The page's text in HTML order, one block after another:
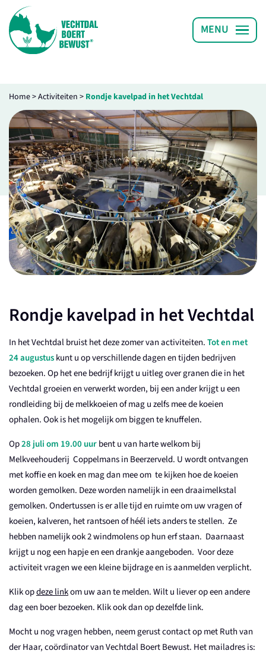
Home>Activiteiten > Rondje kavelpad in het Vechtdal
Rondje kavelpad in het Vechtdal
In het Vechtdal bruist het deze zomer van activiteiten.Tot en met
24 augustuskunt u op verschillende dagen en tijden bedrijven
bezoeken. Op het ene bedrijf krijgt u uitleg over granen die in het
Vechtdal groeien en verwerkt worden, bij een ander krijgt u een
rondleiding bij de melkkoeien of mag u zelfs mee de koeien
ophalen. Ook is het mogelijk om biggen te knuffelen.
Op28 juli om 19.00 uurbent u van harte welkom bij
Melkveehouderij Coppelmans in Beerzerveld. U wordt ontvangen
met koffie en koek en mag dan mee om te kijken hoe de koeien
worden gemolken. Deze worden namelijk in een draaimelkstal
gemolken. Ondertussen is er alle tijd en ruimte om uw vragen of
koeien, kalveren, het rantsoen of héél iets anders te stellen. Ze
hebben namelijk ook 2 windmolens op hun erf staan. Daarnaast
krijgt u nog een hapje en een drankje aangeboden. Voor deze
activiteit vragen we een kleine bijdrage en is aanmelden verplicht.
Klik opdeze linkom uw aan te melden. Wilt u liever op een andere
dag een boer bezoeken. Klik ook dan op dezelfde link.
Mocht u nog vragen hebben, neem gerust contact op met Ruth van
der Haar, coördinator van Vechtdal Boert Bewust. Het mailadres is: